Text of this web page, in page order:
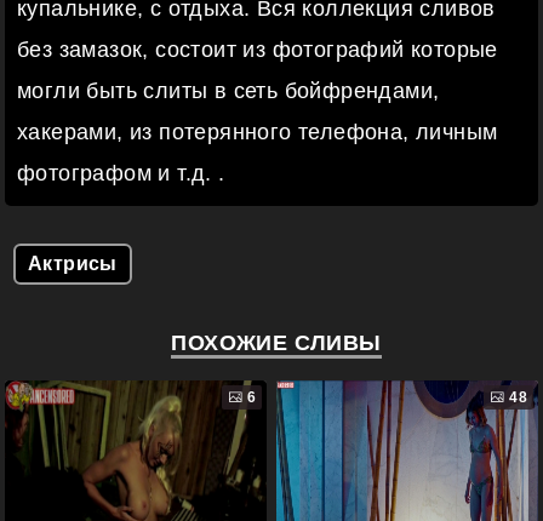
купальнике, с отдыха. Вся коллекция сливов
без замазок, состоит из фотографий которые
могли быть слиты в сеть бойфрендами,
хакерами, из потерянного телефона, личным
фотографом и т.д. .
Актрисы
ПОХОЖИЕ СЛИВЫ
6 48